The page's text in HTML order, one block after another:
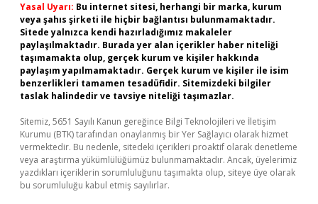
Yasal Uyarı: Bu internet sitesi, herhangi bir marka, kurum
veya şahıs şirketi ile hiçbir bağlantısı bulunmamaktadır.
Sitede yalnızca kendi hazırladığımız makaleler
paylaşılmaktadır. Burada yer alan içerikler haber niteliği
taşımamakta olup, gerçek kurum ve kişiler hakkında
paylaşım yapılmamaktadır. Gerçek kurum ve kişiler ile isim
benzerlikleri tamamen tesadüfidir. Sitemizdeki bilgiler
taslak halindedir ve tavsiye niteliği taşımazlar.
Sitemiz, 5651 Sayılı Kanun gereğince Bilgi Teknolojileri ve İletişim
Kurumu (BTK) tarafından onaylanmış bir Yer Sağlayıcı olarak hizmet
vermektedir. Bu nedenle, sitedeki içerikleri proaktif olarak denetleme
veya araştırma yükümlülüğümüz bulunmamaktadır. Ancak, üyelerimiz
yazdıkları içeriklerin sorumluluğunu taşımakta olup, siteye üye olarak
bu sorumluluğu kabul etmiş sayılırlar.